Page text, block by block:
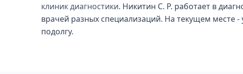
клиник диагностики. Никитин С. Р. работает в
врачей разных специализаций. На текущем месте
подолгу.